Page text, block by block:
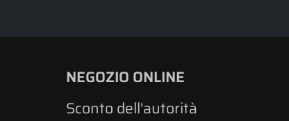
NEGOZIO ONLINE
Sconto dell'autorità